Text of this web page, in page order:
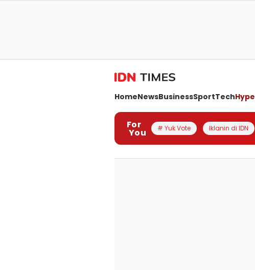
HomeNewsBusinessSportTechHype
For
You # Yuk Vote Iklanin di IDN